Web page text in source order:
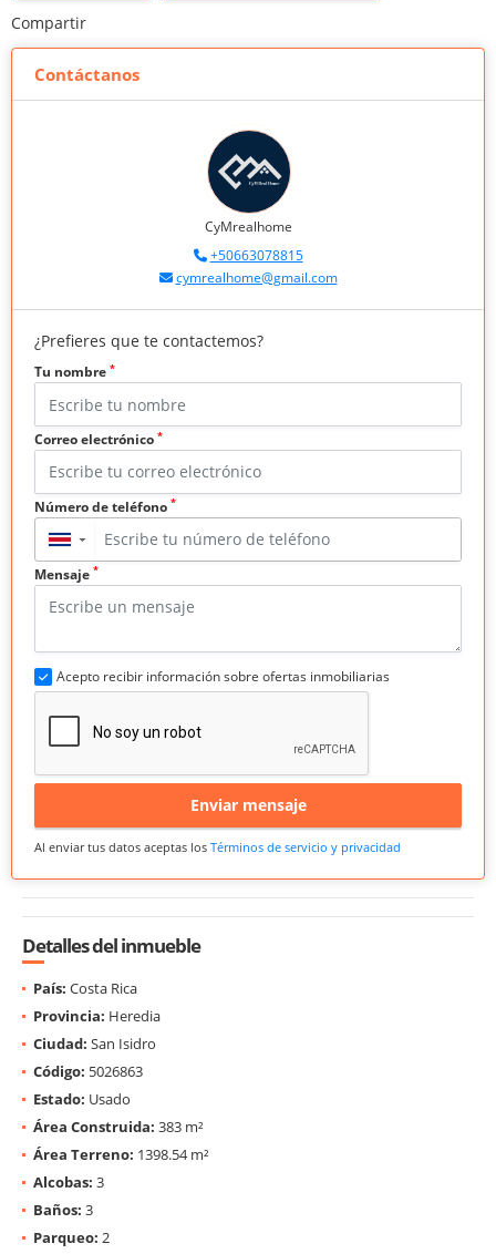
Compartir
Contáctanos
CyMrealhome
+50663078815
cymrealhome@gmail.com
¿Prefieres que te contactemos?
Tu nombre *
Correo electrónico *
Número de teléfono *
▼
Mensaje *
Acepto recibir información sobre ofertas inmobiliarias
Enviar mensaje
Al enviar tus datos aceptas los Términos de servicio y privacidad
Detalles del inmueble
País: Costa Rica
Provincia: Heredia
Ciudad: San Isidro
Código: 5026863
Estado: Usado
Área Construida: 383 m²
Área Terreno: 1398.54 m²
Alcobas: 3
Baños: 3
Parqueo: 2